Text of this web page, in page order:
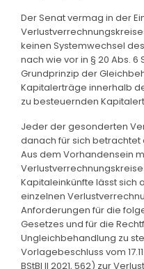
Der Senat vermag in der
keinen Systemwechsel
nach wie vor in § 20 Abs. 6
Grundprinzip der
Kapitalerträge innerhalb
zu besteuernden
Jeder der gesonderten
danach für sich betrachtet
Aus dem Vorhandensein
Kapitaleinkünfte lässt sich
einzelnen
Anforderungen für die
Gesetzes und für die
Ungleichbehandlung zu
Vorlagebeschluss vom
BStBl II 2021, 562) zur